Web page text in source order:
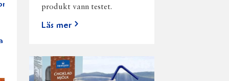
produkt vann testet.
Läs mer